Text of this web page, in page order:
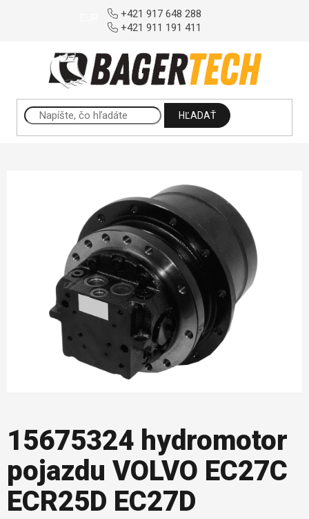
+421 917 648 288
+421 911 191 411
HĽADAŤ
15675324 hydromotor
pojazdu VOLVO EC27C
ECR25D EC27D